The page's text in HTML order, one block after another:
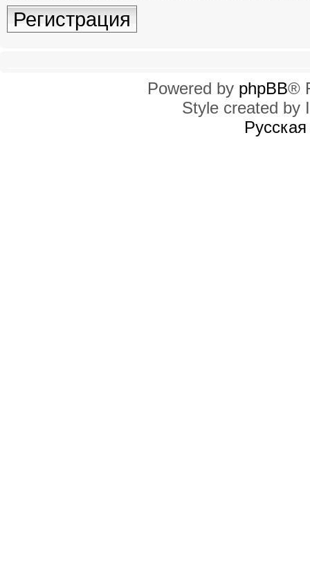
Регистрация
Powered by phpBB®
Style created by